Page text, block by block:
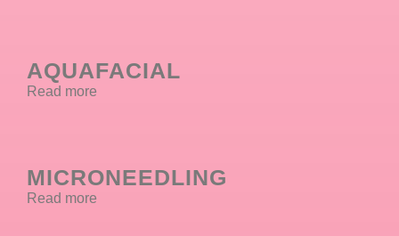
AQUAFACIAL
Read more
MICRONEEDLING
Read more